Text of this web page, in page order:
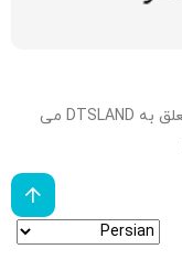
تمامی حقوق مادی و معنوی این وب سایت متعلق به DTSLAND می